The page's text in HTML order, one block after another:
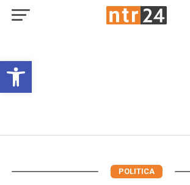
Open toolbar
POLITICA